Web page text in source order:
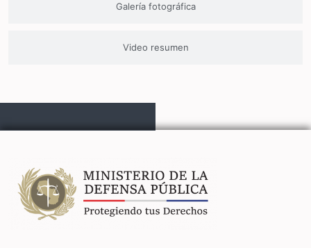
Galería fotográfica
Video resumen